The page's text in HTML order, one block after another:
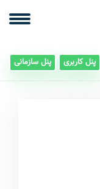
پنل کاربری پنل سازمانی